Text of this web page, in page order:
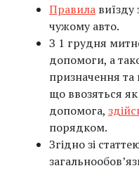
Правила
чужому авто.
З 1 грудня
допомоги, а
призначення та
що ввозяться
допомога,
порядком.
Згідно зі